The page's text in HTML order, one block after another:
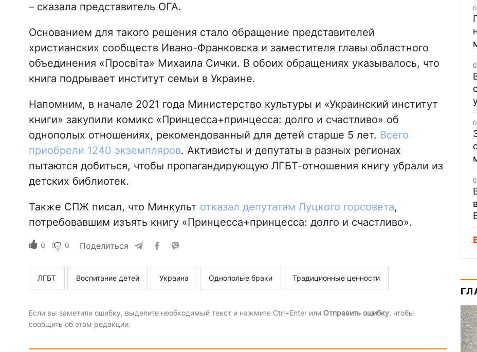
– сказала представитель ОГА.
Основанием для такого решения стало обращение представителей
христианских сообществ Ивано-Франковска и заместителя главы областного
объединения «Просвіта» Михаила Сички. В обоих обращениях указывалось, что
книга подрывает институт семьи в Украине.
Напомним, в начале 2021 года Министерство культуры и «Украинский институт
книги» закупили комикс «Принцесса+принцесса: долго и счастливо» об
однополых отношениях, рекомендованный для детей старше 5 лет. Всего
приобрели 1240 экземпляров. Активисты и депутаты в разных регионах
пытаются добиться, чтобы пропагандирующую ЛГБТ-отношения книгу убрали из
детских библиотек.
Также СПЖ писал, что Минкульт отказал депутатам Луцкого горсовета,
потребовавшим изъять книгу «Принцесса+принцесса: долго и счастливо».
0 0 Поделиться
ЛГБТ Воспитание детей Украина Однополые браки Традиционные ценности
Если вы заметили ошибку, выделите необходимый текст и нажмите Ctrl+Enter или Отправить ошибку, чтобы
сообщить об этом редакции.